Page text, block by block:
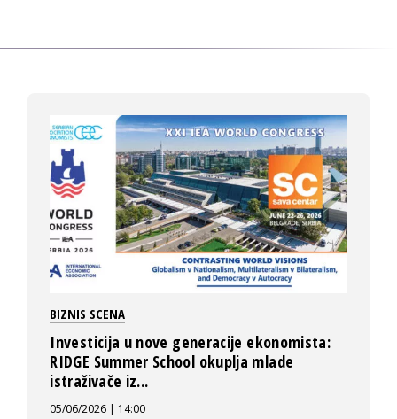
BIZNIS SCENA
Investicija u nove generacije ekonomista:
RIDGE Summer School okuplja mlade
istraživače iz...
05/06/2026 | 14:00